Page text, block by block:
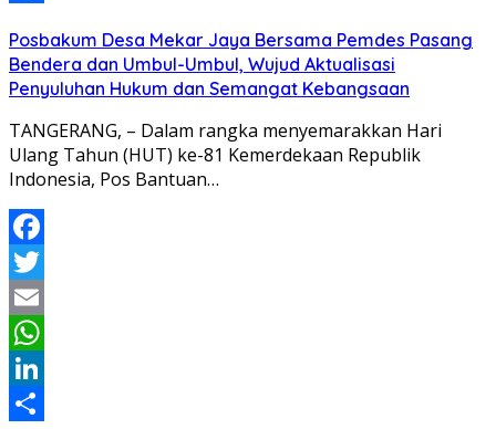
Posbakum Desa Mekar Jaya Bersama Pemdes Pasang
Bendera dan Umbul-Umbul, Wujud Aktualisasi
Penyuluhan Hukum dan Semangat Kebangsaan
TANGERANG, – Dalam rangka menyemarakkan Hari
Ulang Tahun (HUT) ke-81 Kemerdekaan Republik
Indonesia, Pos Bantuan…
Facebook
Twitter
Email
WhatsApp
LinkedIn